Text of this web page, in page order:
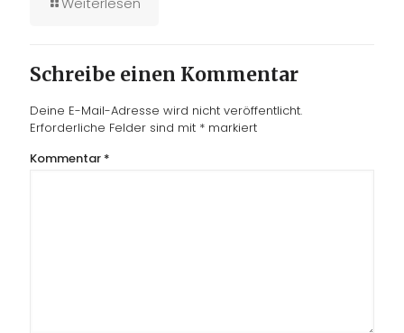
Schreibe einen Kommentar
Deine E-Mail-Adresse wird nicht veröffentlicht.
Erforderliche Felder sind mit * markiert
Kommentar *